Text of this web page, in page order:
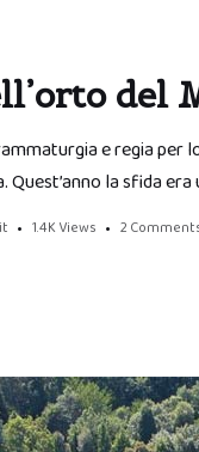
del
e regia
Quest’anno la sfida
1.4K Views 2